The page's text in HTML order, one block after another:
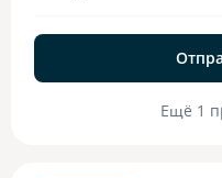
Ещё 1